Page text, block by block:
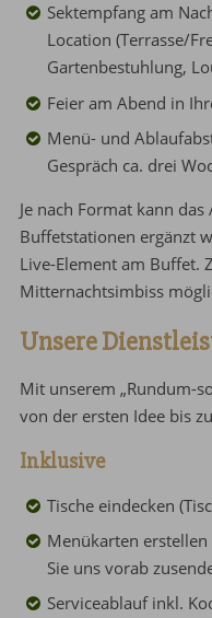
Sektempfang am
Location (Terrasse/
Gartenbestuhlung,
Feier am Abend in
Menü- und
Gespräch ca. drei
Je nach Format kann
Buffetstationen ergänzt
Live-Element am Buffet.
Mitternachtsimbiss
Unsere
Mit unserem „Rundum-
von der ersten Idee bis
Inklusive
Tische eindecken
Menükarten
Sie uns vorab
Serviceablauf inkl.